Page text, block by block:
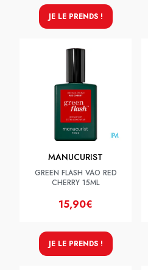
JE LE PRENDS !
MANUCURIST
GREEN FLASH VAO RED
CHERRY 15ML
15,90€
JE LE PRENDS !